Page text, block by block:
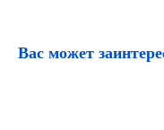
Вас может